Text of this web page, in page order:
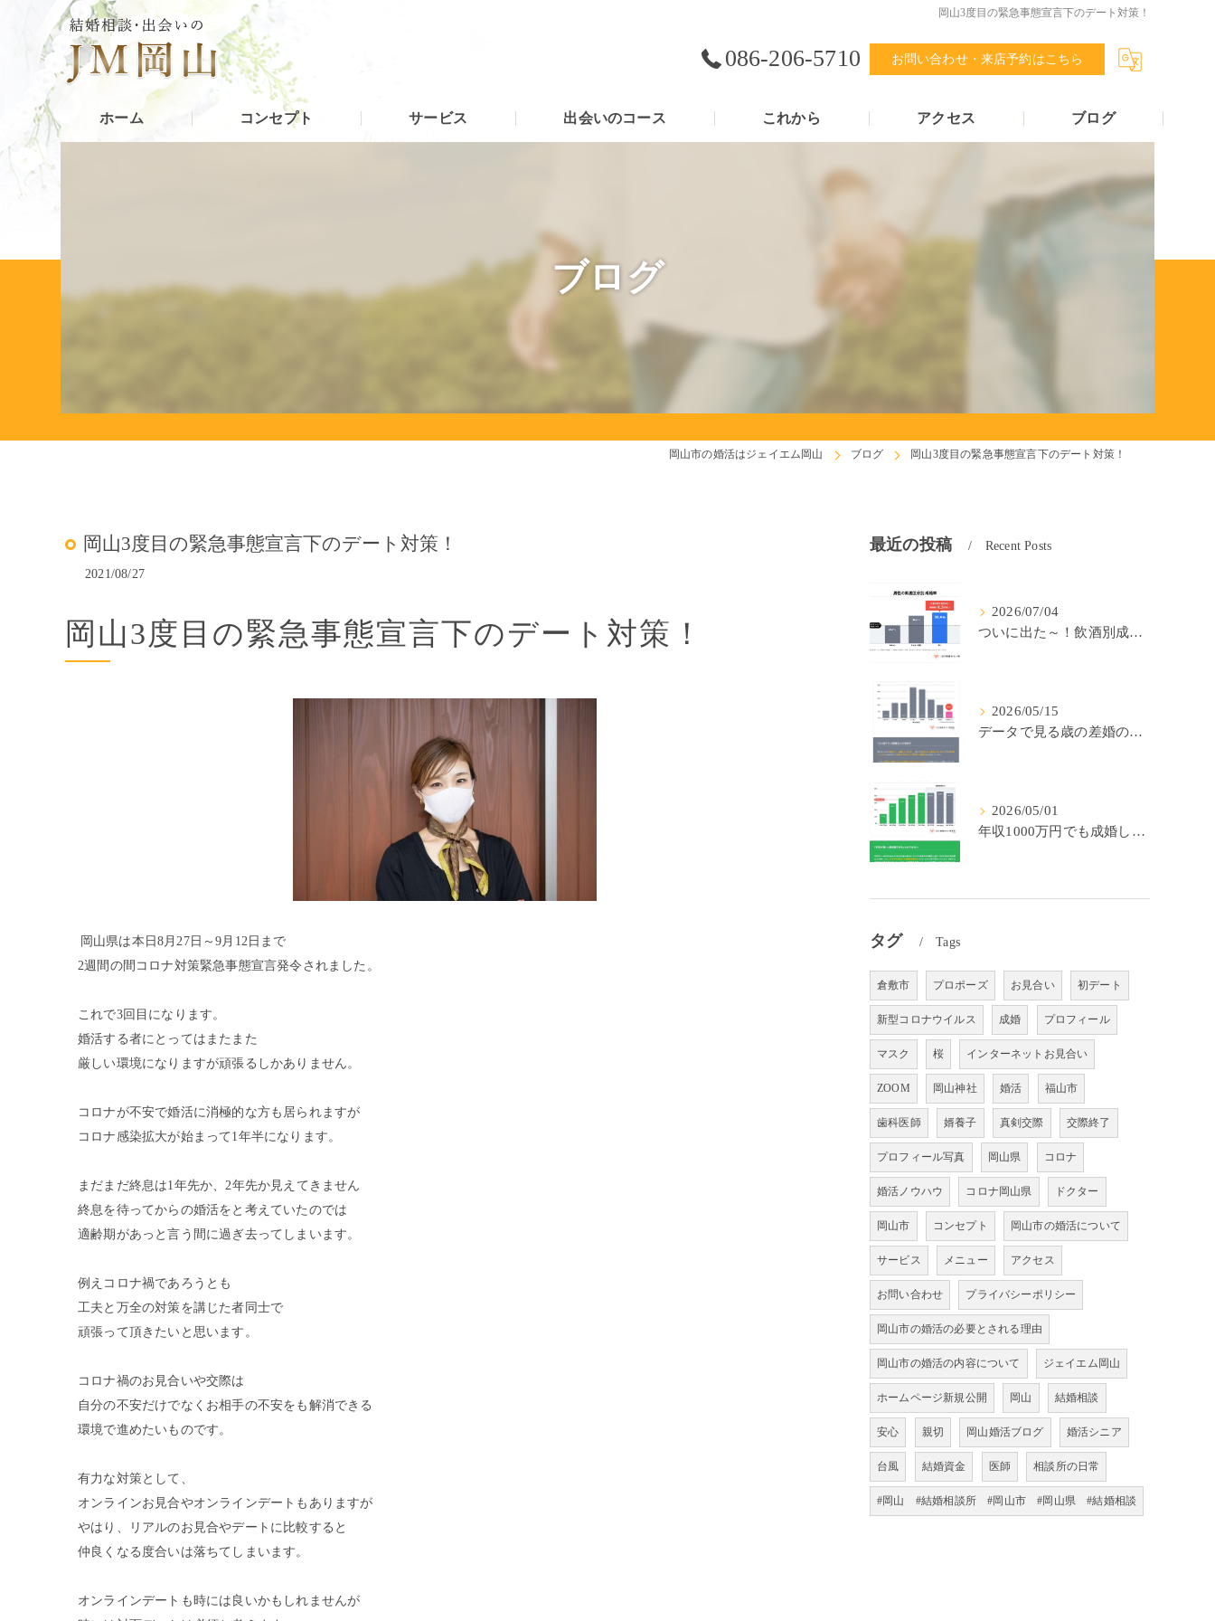
岡山3度目の緊急事態宣言下のデート対策！
086-206-5710 お問い合わせ・来店予約はこちら
ホーム コンセプト サービス 出会いのコース これから アクセス ブログ
ブログ
岡山市の婚活はジェイエム岡山 ブログ 岡山3度目の緊急事態宣言下のデート対策！
岡山3度目の緊急事態宣言下のデート対策！
2021/08/27
岡山3度目の緊急事態宣言下のデート対策！
岡山県は本日8月27日～9月12日まで
2週間の間コロナ対策緊急事態宣言発令されました。
これで3回目になります。
婚活する者にとってはまたまた
厳しい環境になりますが頑張るしかありません。
コロナが不安で婚活に消極的な方も居られますが
コロナ感染拡大が始まって1年半になります。
まだまだ終息は1年先か、2年先か見えてきません
終息を待ってからの婚活をと考えていたのでは
適齢期があっと言う間に過ぎ去ってしまいます。
例えコロナ禍であろうとも
工夫と万全の対策を講じた者同士で
頑張って頂きたいと思います。
コロナ禍のお見合いや交際は
自分の不安だけでなくお相手の不安をも解消できる
環境で進めたいものです。
有力な対策として、
オンラインお見合やオンラインデートもありますが
やはり、リアルのお見合やデートに比較すると
仲良くなる度合いは落ちてしまいます。
オンラインデートも時には良いかもしれませんが
最近の投稿 Recent Posts
2026/07/04
ついに出た～！飲酒別成婚率(IBJ)！
2026/05/15
データで見る歳の差婚の確率の低さ。
2026/05/01
年収1000万円でも成婚しやすいとは限らない? 「年収帯別の成婚率」のリアル
タグ Tags
倉敷市 プロポーズ お見合い 初デート
新型コロナウイルス 成婚 プロフィール
マスク 桜 インターネットお見合い
ZOOM 岡山神社 婚活 福山市
歯科医師 婿養子 真剣交際 交際終了
プロフィール写真 岡山県 コロナ
婚活ノウハウ コロナ岡山県 ドクター
岡山市 コンセプト 岡山市の婚活について
サービス メニュー アクセス
お問い合わせ プライバシーポリシー
岡山市の婚活の必要とされる理由
岡山市の婚活の内容について ジェイエム岡山
ホームページ新規公開 岡山 結婚相談
安心 親切 岡山婚活ブログ 婚活シニア
台風 結婚資金 医師 相談所の日常
#岡山 #結婚相談所 #岡山市 #岡山県 #結婚相談